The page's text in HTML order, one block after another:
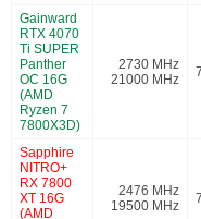
Gainward
RTX 4070
Ti SUPER
Panther
OC 16G
(AMD
Ryzen 7
7800X3D)
2730 MHz
21000 MHz
Sapphire
NITRO+
RX 7800
XT 16G
(AMD
2476 MHz
19500 MHz